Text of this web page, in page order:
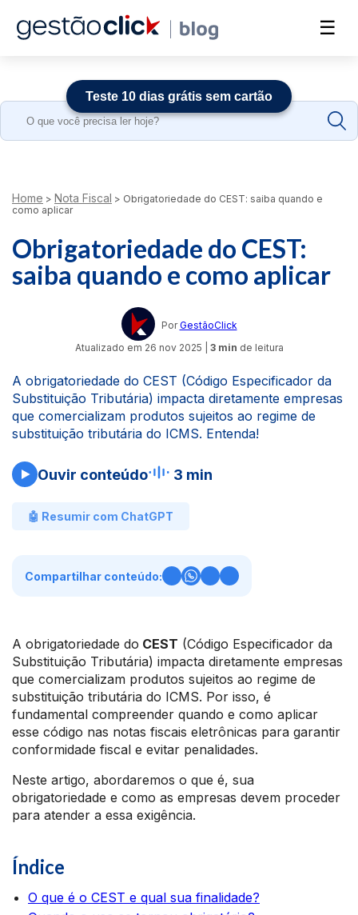
☰
Search
Home > Nota Fiscal > Obrigatoriedade do CEST: saiba quando e
como aplicar
Obrigatoriedade do CEST:
saiba quando e como aplicar
Por GestãoClick
Atualizado em 26 nov 2025 3 min de leitura
A obrigatoriedade do CEST (Código Especificador da
Substituição Tributária) impacta diretamente empresas
que comercializam produtos sujeitos ao regime de
substituição tributária do ICMS. Entenda!
Ouvir conteúdo 3 min
🤖 Resumir com ChatGPT
Compartilhar conteúdo:
A obrigatoriedade do CEST (Código Especificador da
Substituição Tributária) impacta diretamente empresas
que comercializam produtos sujeitos ao regime de
substituição tributária do ICMS. Por isso, é
fundamental compreender quando e como aplicar
esse código nas notas fiscais eletrônicas para garantir
conformidade fiscal e evitar penalidades.
Neste artigo, abordaremos o que é, sua
obrigatoriedade e como as empresas devem proceder
para atender a essa exigência.​
Índice
O que é o CEST e qual sua finalidade?
Teste 10 dias grátis sem cartão